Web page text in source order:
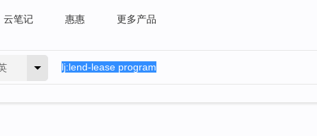
云笔记 惠惠 更多产品